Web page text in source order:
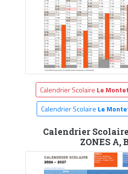
Calendrier Scolaire Le Montet
Calendrier Scolaire Le
Calendrier
ZONES A,